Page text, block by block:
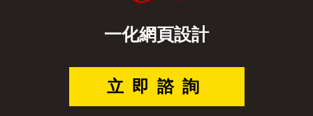
一化網頁設計
立即諮詢